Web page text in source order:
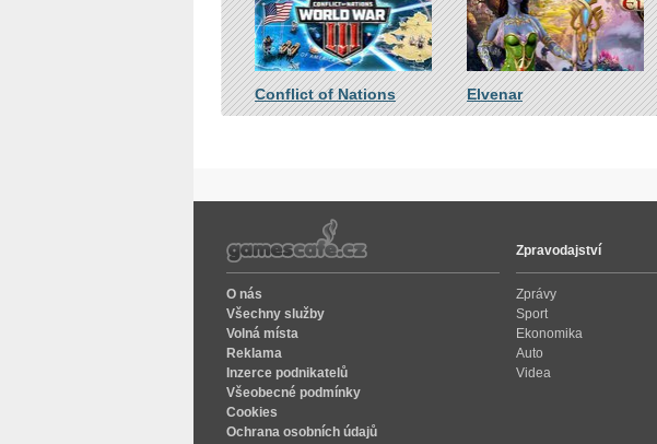
Conflict of Nations Elvenar
O nás
Všechny služby
Volná místa
Reklama
Inzerce podnikatelů
Všeobecné podmínky
Cookies
Ochrana osobních údajů
Zpravodajství
Zprávy
Sport
Ekonomika
Auto
Videa